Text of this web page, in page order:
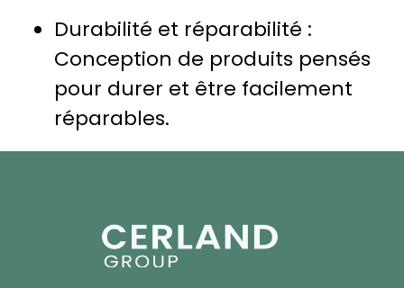
Durabilité et réparabilité :
Conception de produits pensés
pour durer et être facilement
réparables.